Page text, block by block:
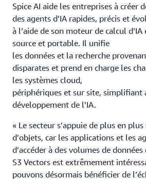
Spice AI aide les entreprises à créer
des agents d’IA rapides, précis et
à l’aide de son moteur de calcul
source et portable. Il unifie
les données et la recherche
disparates et prend en charge les
les systèmes cloud,
périphériques et sur site, simplifiant
développement de l’IA.
« Le secteur s’appuie de plus en
d’objets, car les applications et les
d’accéder à des volumes de
S3 Vectors est extrêmement
pouvons désormais bénéficier de